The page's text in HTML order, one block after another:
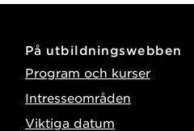
På utbildningswebben
Program och kurser
Intresseområden
Viktiga datum